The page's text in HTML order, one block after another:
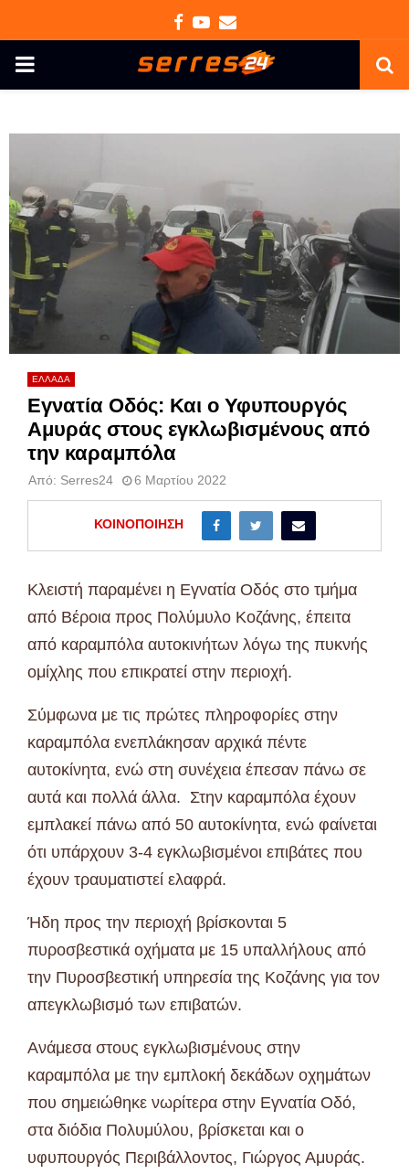
Facebook
Youtube
Email
PRIMARY
ΕΛΛΑΔΑ
Εγνατία Οδός: Και ο Υφυπουργός
Αμυράς στους εγκλωβισμένους από
την καραμπόλα
Από: Serres24 6 Μαρτίου 2022
ΚΟΙΝΟΠΟΊΗΣΗ
Κλειστή παραμένει η Εγνατία Οδός στο τμήμα
από Βέροια προς Πολύμυλο Κοζάνης, έπειτα
από καραμπόλα αυτοκινήτων λόγω της πυκνής
ομίχλης που επικρατεί στην περιοχή.
Σύμφωνα με τις πρώτες πληροφορίες στην
καραμπόλα ενεπλάκησαν αρχικά πέντε
αυτοκίνητα, ενώ στη συνέχεια έπεσαν πάνω σε
αυτά και πολλά άλλα. Στην καραμπόλα έχουν
εμπλακεί πάνω από 50 αυτοκίνητα, ενώ φαίνεται
ότι υπάρχουν 3-4 εγκλωβισμένοι επιβάτες που
έχουν τραυματιστεί ελαφρά.
Ήδη προς την περιοχή βρίσκονται 5
πυροσβεστικά οχήματα με 15 υπαλλήλους από
την Πυροσβεστική υπηρεσία της Κοζάνης για τον
απεγκλωβισμό των επιβατών.
Ανάμεσα στους εγκλωβισμένους στην
καραμπόλα με την εμπλοκή δεκάδων οχημάτων
που σημειώθηκε νωρίτερα στην Εγνατία Οδό,
στα διόδια Πολυμύλου, βρίσκεται και ο
υφυπουργός Περιβάλλοντος, Γιώργος Αμυράς.